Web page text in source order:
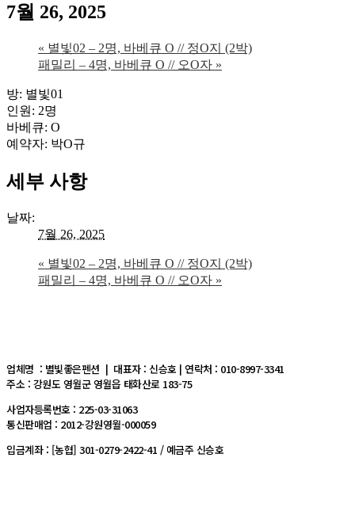
7월 26, 2025
« 별빛02 – 2명, 바베큐 O // 정O지 (2박)
패밀리 – 4명, 바베큐 O // 오O자 »
방: 별빛01
인원: 2명
바베큐: O
예약자: 박O규
세부 사항
날짜:
7월 26, 2025
« 별빛02 – 2명, 바베큐 O // 정O지 (2박)
패밀리 – 4명, 바베큐 O // 오O자 »
업체명 : 별빛좋은펜션 | 대표자 : 신승호 | 연락처 : 010-8997-3341
주소 : 강원도 영월군 영월읍 태화산로 183-75
사업자등록번호 : 225-03-31063
통신판매업 : 2012-강원영월-000059
입금계좌 : [농협] 301-0279-2422-41 / 예금주 신승호